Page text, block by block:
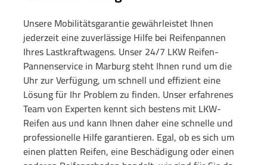
Unsere Mobilitätsgarantie gewährleistet Ihnen
jederzeit eine zuverlässige Hilfe bei Reifenpannen
Ihres Lastkraftwagens. Unser 24/7 LKW Reifen-
Pannenservice in Marburg steht Ihnen rund um die
Uhr zur Verfügung, um schnell und effizient eine
Lösung für Ihr Problem zu finden. Unser erfahrenes
Team von Experten kennt sich bestens mit LKW-
Reifen aus und kann Ihnen daher eine schnelle und
professionelle Hilfe garantieren. Egal, ob es sich um
einen platten Reifen, eine Beschädigung oder einen